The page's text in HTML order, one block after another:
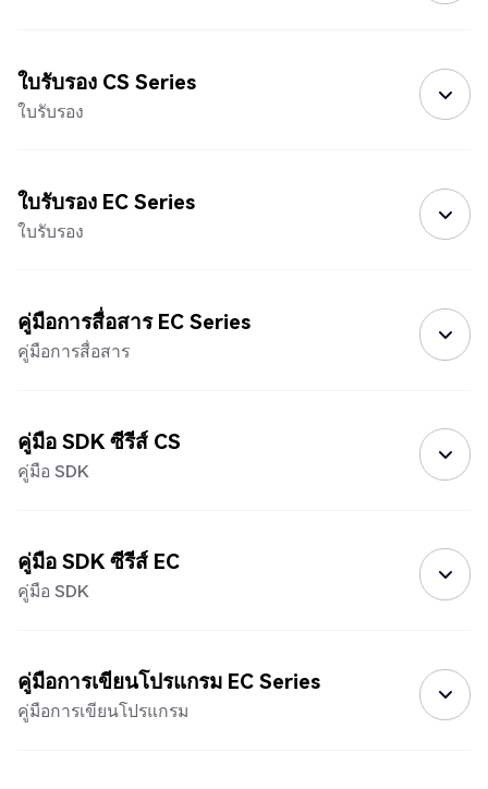
ใบรับรอง CS Series
ใบรับรอง
ใบรับรอง EC Series
ใบรับรอง
คู่มือการสื่อสาร EC Series
คู่มือการสื่อสาร
คู่มือ SDK ซีรีส์ CS
คู่มือ SDK
คู่มือ SDK ซีรีส์ EC
คู่มือ SDK
คู่มือการเขียนโปรแกรม EC Series
คู่มือการเขียนโปรแกรม